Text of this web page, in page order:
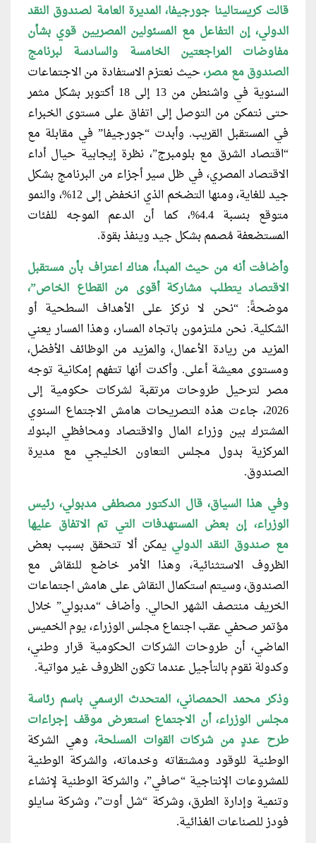
قالت كريستالينا جورجيفا، المديرة العامة لصندوق النقد
الدولي، إن التفاعل مع المسئولين المصريين قوي بشأن
مفاوضات المراجعتين الخامسة والسادسة لبرنامج
الصندوق مع مصر،حيث نعتزم الاستفادة من الاجتماعات
السنوية في واشنطن من 13 إلى 18 أكتوبر بشكل مثمر
حتى نتمكن من التوصل إلى اتفاق على مستوى الخبراء
في المستقبل القريب. وأبدت “جورجيفا” في مقابلة مع
“اقتصاد الشرق مع بلومبرج”، نظرة إيجابية حيال أداء
الاقتصاد المصري، في ظل سير أجزاء من البرنامج بشكل
جيد للغاية، ومنها التضخم الذي انخفض إلى 12%، والنمو
متوقع بنسبة 4.4%، كما أن الدعم الموجه للفئات
المستضعفة مُصمم بشكل جيد وينفذ بقوة.
وأضافت أنه من حيث المبدأ، هناك اعتراف بأن مستقبل
الاقتصاد يتطلب مشاركة أقوى من القطاع الخاص”،
موضحةً: “نحن لا نركز على الأهداف السطحية أو
الشكلية. نحن ملتزمون باتجاه المسار، وهذا المسار يعني
المزيد من ريادة الأعمال، والمزيد من الوظائف الأفضل،
ومستوى معيشة أعلى. وأكدت أنها تتفهم إمكانية توجه
مصر لترحيل طروحات مرتقبة لشركات حكومية إلى
2026، جاءت هذه التصريحات هامش الاجتماع السنوي
المشترك بين وزراء المال والاقتصاد ومحافظي البنوك
المركزية بدول مجلس التعاون الخليجي مع مديرة
الصندوق.
وفي هذا السياق، قال الدكتور مصطفى مدبولي، رئيس
الوزراء، إن بعض المستهدفات التي تم الاتفاق عليها
مع صندوق النقد الدولي يمكن ألا تتحقق بسبب بعض
الظروف الاستثنائية، وهذا الأمر خاضع للنقاش مع
الصندوق، وسيتم استكمال النقاش على هامش اجتماعات
الخريف منتصف الشهر الحالي. وأضاف “مدبولي” خلال
مؤتمر صحفي عقب اجتماع مجلس الوزراء، يوم الخميس
الماضي، أن طروحات الشركات الحكومية قرار وطني،
وكدولة نقوم بالتأجيل عندما تكون الظروف غير مواتية.
وذكر محمد الحمصاني، المتحدث الرسمي باسم رئاسة
مجلس الوزراء، أن الاجتماع استعرض موقف إجراءات
طرح عددٍ من شركات القوات المسلحة،وهي الشركة
الوطنية للوقود ومشتقاته وخدماته، والشركة الوطنية
للمشروعات الإنتاجية “صافي”، والشركة الوطنية لإنشاء
وتنمية وإدارة الطرق، وشركة “شل أوت”، وشركة سايلو
فودز للصناعات الغذائية.